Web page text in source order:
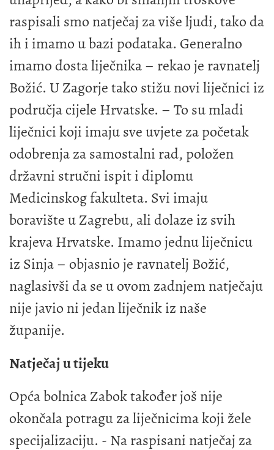
raspisali smo natječaj za više ljudi, tako da
ih i imamo u bazi podataka. Generalno
imamo dosta liječnika – rekao je ravnatelj
Božić. U Zagorje tako stižu novi liječnici iz
područja cijele Hrvatske. – To su mladi
liječnici koji imaju sve uvjete za početak
odobrenja za samostalni rad, položen
državni stručni ispit i diplomu
Medicinskog fakulteta. Svi imaju
boravište u Zagrebu, ali dolaze iz svih
krajeva Hrvatske. Imamo jednu liječnicu
iz Sinja – objasnio je ravnatelj Božić,
naglasivši da se u ovom zadnjem natječaju
nije javio ni jedan liječnik iz naše
županije.
Natječaj u tijeku
Opća bolnica Zabok također još nije
okončala potragu za liječnicima koji žele
specijalizaciju. - Na raspisani natječaj za